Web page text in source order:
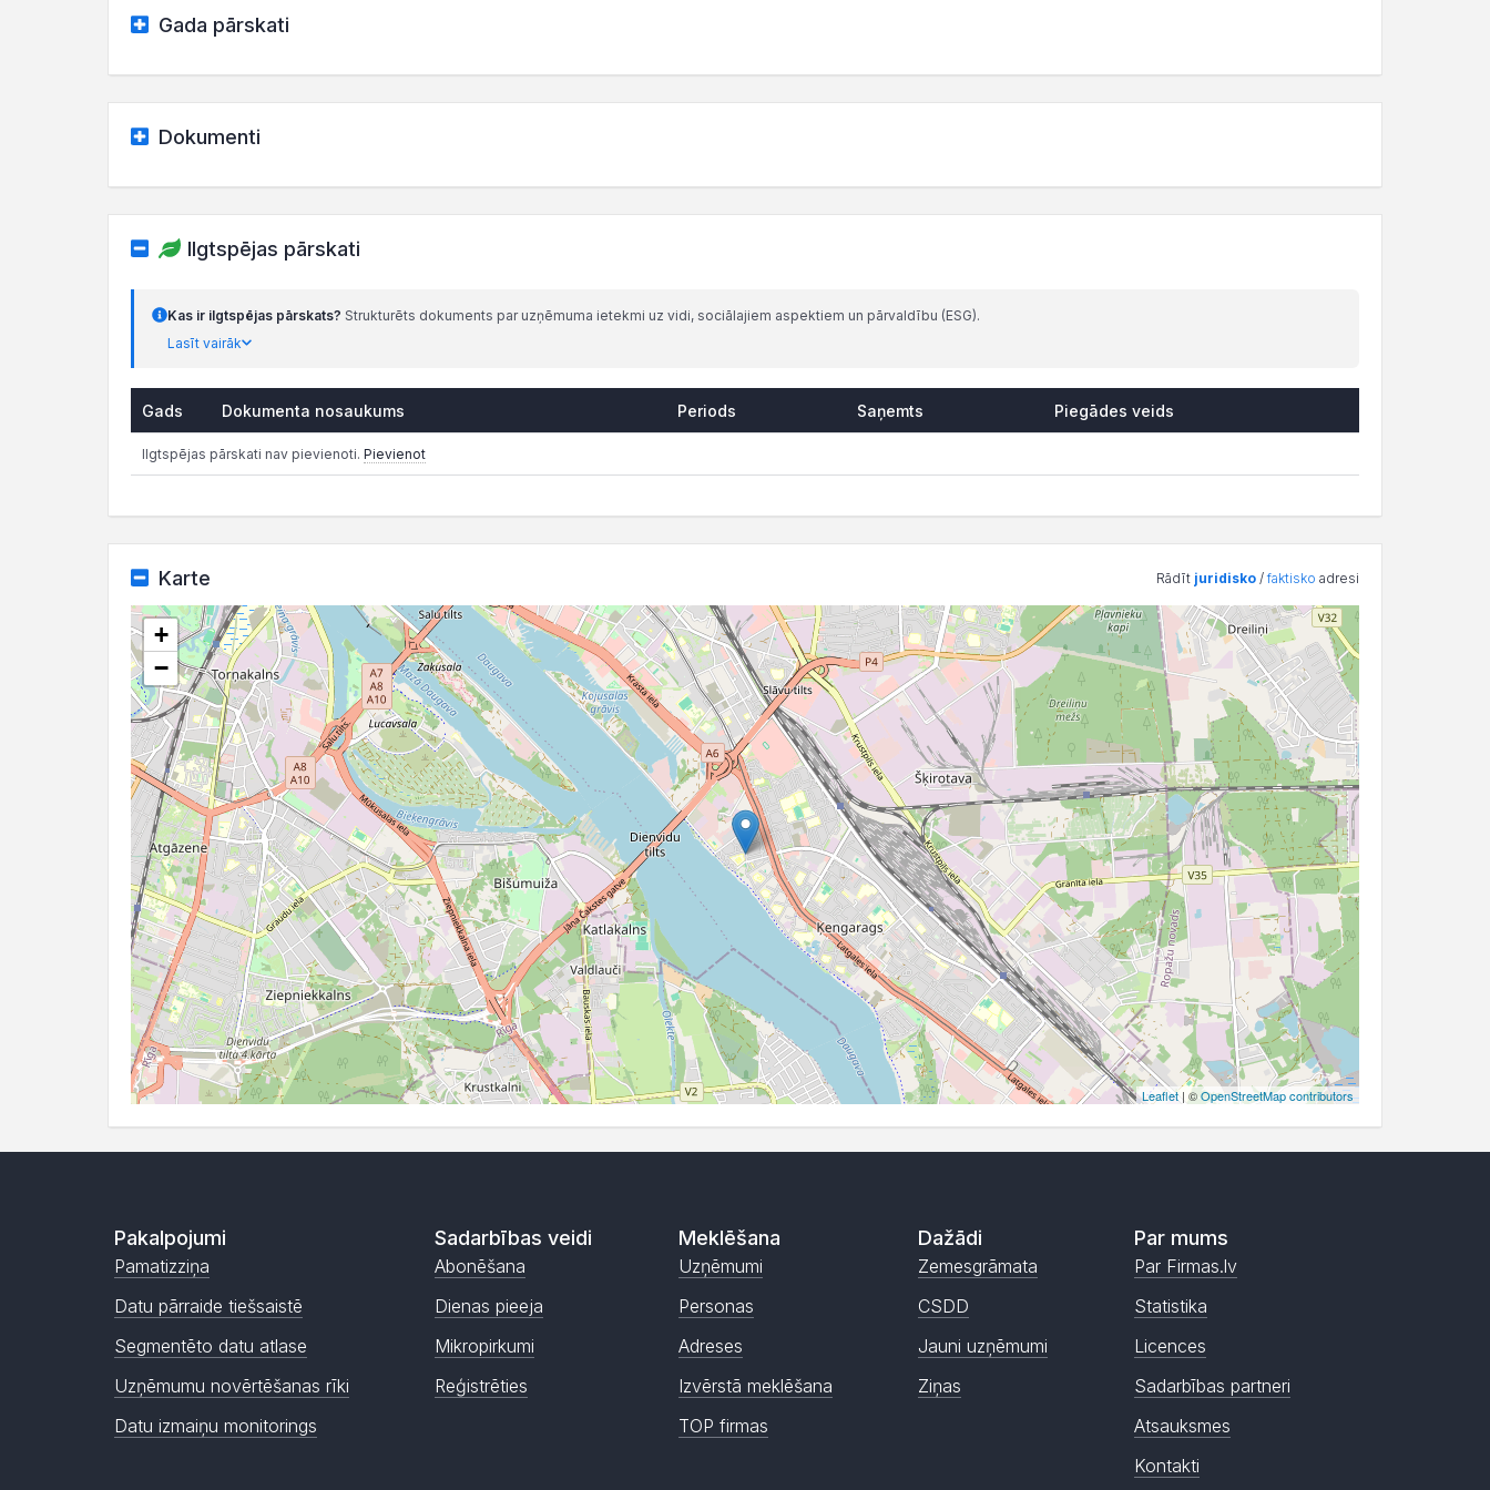
Gada pārskati
Dokumenti
Ilgtspējas pārskati
Kas ir ilgtspējas pārskats? Strukturēts dokuments par uzņēmuma ietekmi uz vidi, sociālajiem aspektiem un pārvaldību (ESG).
Lasīt vairāk
Gads Dokumenta nosaukums Periods Saņemts Piegādes veids
Ilgtspējas pārskati nav pievienoti. Pievienot
Karte Rādīt juridisko /faktisko adresi
+
−
Leaflet| ©OpenStreetMap contributors
Pakalpojumi
Pamatizziņa
Datu pārraide tiešsaistē
Segmentēto datu atlase
Uzņēmumu novērtēšanas rīki
Datu izmaiņu monitorings
Sadarbības veidi
Abonēšana
Dienas pieeja
Mikropirkumi
Reģistrēties
Meklēšana
Uzņēmumi
Personas
Adreses
Izvērstā meklēšana
TOP firmas
Dažādi
Zemesgrāmata
CSDD
Jauni uzņēmumi
Ziņas
Par mums
Par Firmas.lv
Statistika
Licences
Sadarbības partneri
Atsauksmes
Kontakti